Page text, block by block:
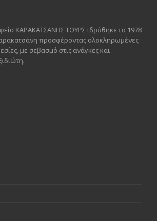
ΚΑΡΑΚΑΤΣΑΝΗΣ ΤΟΥΡΣ ιδρύθηκε το 1978
προσφέροντας ολοκληρωμένες
με σεβασμό στις ανάγκες και